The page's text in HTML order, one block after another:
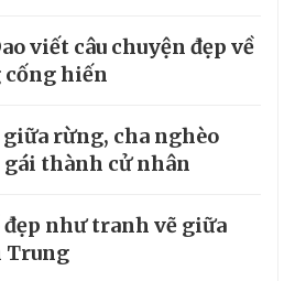
viết câu chuyện đẹp về
hiến
giữa rừng, cha nghèo
gái thành cử nhân
đẹp như tranh vẽ giữa
Trung